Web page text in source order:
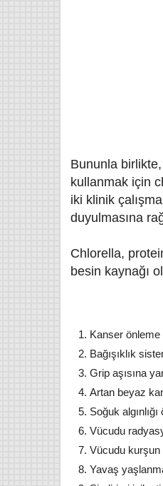
Bununla
kullanmak için
iki klinik
duyulmasına
Chlorella,
besin kaynağı
Kanser önleme
Bağışıklık
Grip aşısına
Artan beyaz
Soğuk
Vücudu
Vücudu
Yavaş